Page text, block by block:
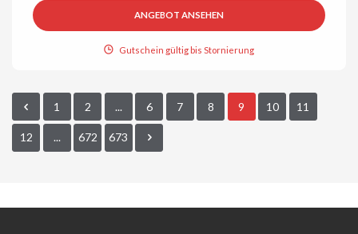
ANGEBOT ANSEHEN
Gutschein gültig bis Stornierung
1 2 ... 6 7 8 9 10 11
12 ... 672 673